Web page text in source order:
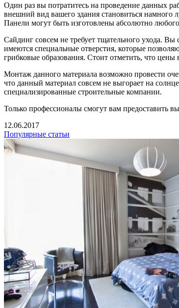
Один раз вы потратитесь на проведение данных
внешний вид вашего здания становиться намного
Панели могут быть изготовлены абсолютно
Сайдинг совсем не требует тщательного ухода.
имеются специальные отверстия, которые
грибковые образования. Стоит отметить, что
Монтаж данного материала возможно провести
что данный материал совсем не выгорает на
специализированные строительные компании.
Только профессионалы смогут вам предоставить
12.06.2017
Популярные статьи